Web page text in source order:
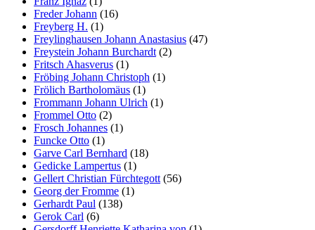
Freder Johann (16)
Freyberg H. (1)
Freylinghausen Johann Anastasius (47)
Freystein Johann Burchardt (2)
Fritsch Ahasverus (1)
Fröbing Johann Christoph (1)
Frölich Bartholomäus (1)
Frommann Johann Ulrich (1)
Frommel Otto (2)
Frosch Johannes (1)
Funcke Otto (1)
Garve Carl Bernhard (18)
Gedicke Lampertus (1)
Gellert Christian Fürchtegott (56)
Georg der Fromme (1)
Gerhardt Paul (138)
Gerok Carl (6)